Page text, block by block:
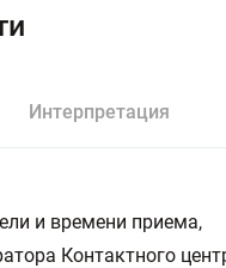
Интерпретация
и времени приема,
Контактного